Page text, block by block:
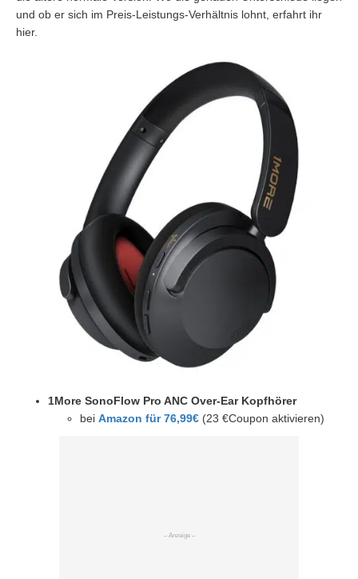
und ob er sich im Preis-Leistungs-Verhältnis lohnt, erfahrt ihr
hier.
1More SonoFlow Pro ANC Over-Ear Kopfhörer
bei Amazon für 76,99€ (23 €Coupon aktivieren)